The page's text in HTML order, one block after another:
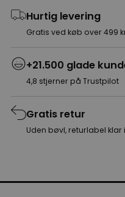
Hurtig levering
Gratis ved køb over 499
+21.500 glade
4,8 stjerner på Trustpilot
Gratis retur
Uden bøvl, returlabel klar